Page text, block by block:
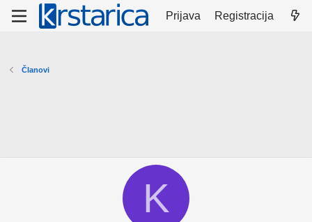
Prijava Registracija
Članovi
K